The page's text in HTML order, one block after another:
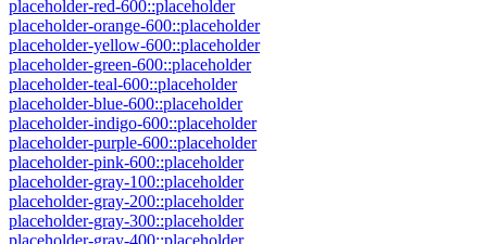
placeholder-red-600::placeholder
placeholder-orange-600::placeholder
placeholder-yellow-600::placeholder
placeholder-green-600::placeholder
placeholder-teal-600::placeholder
placeholder-blue-600::placeholder
placeholder-indigo-600::placeholder
placeholder-purple-600::placeholder
placeholder-pink-600::placeholder
placeholder-gray-100::placeholder
placeholder-gray-200::placeholder
placeholder-gray-300::placeholder
placeholder-gray-400::placeholder